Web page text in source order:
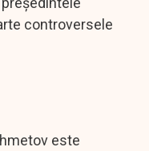
controversele
este